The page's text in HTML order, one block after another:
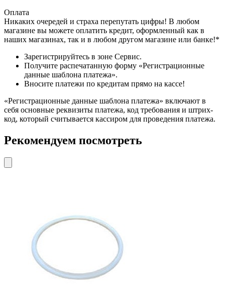
Оплата
Никаких очередей и страха перепутать цифры! В любом
магазине вы можете оплатить кредит, оформленный как в
наших магазинах, так и в любом другом магазине или банке!*
Зарегистрируйтесь в зоне Сервис.
Получите распечатанную форму «Регистрационные
данные шаблона платежа».
Вносите платежи по кредитам прямо на кассе!
«Регистрационные данные шаблона платежа» включают в
себя основные реквизиты платежа, код требования и штрих-
код, который считывается кассиром для проведения платежа.
Рекомендуем посмотреть